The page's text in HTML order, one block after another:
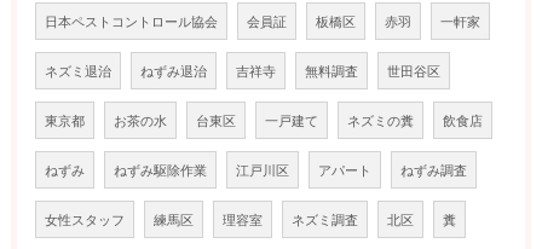
日本ペストコントロール協会 会員証 板橋区 赤羽 一軒家
ネズミ退治 ねずみ退治 吉祥寺 無料調査 世田谷区
東京都 お茶の水 台東区 一戸建て ネズミの糞 飲食店
ねずみ ねずみ駆除作業 江戸川区 アパート ねずみ調査
女性スタッフ 練馬区 理容室 ネズミ調査 北区 糞